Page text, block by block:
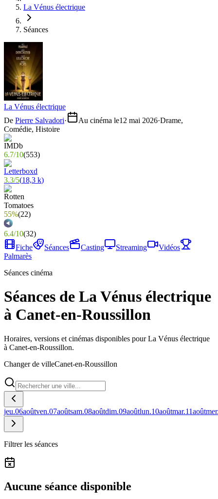
La Vénus électrique
Séances
La Vénus électrique
De Pierre Salvadori· Au cinéma le12 mai 2026·Drame,
Comédie, Histoire
6.7/10(553)
3.3/5(18,3 k)
55%(22)
6.4/10(32)
Fiche
Séances Casting Streaming
Vidéos
Palmarès
Séances cinéma
Séances de La Vénus électrique
à Canet-en-Roussillon
Horaires, versions et cinémas disponibles pour La Vénus électrique
à Canet-en-Roussillon.
Changer de villeCanet-en-Roussillon
jeu.06aoûtven.07aoûtsam.08aoûtdim.09aoûtlun.10aoûtmar.11août
Filtrer les séances
Aucune séance disponible